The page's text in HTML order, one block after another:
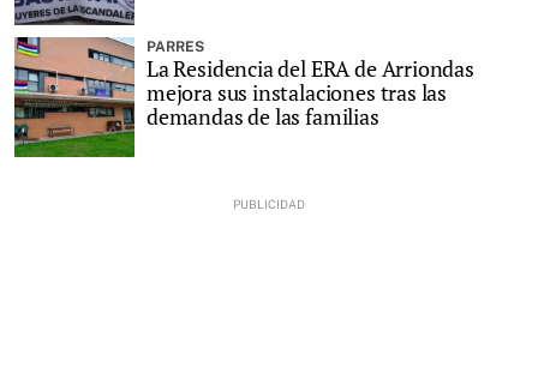
PARRES
La Residencia del ERA de Arriondas
mejora sus instalaciones tras las
demandas de las familias